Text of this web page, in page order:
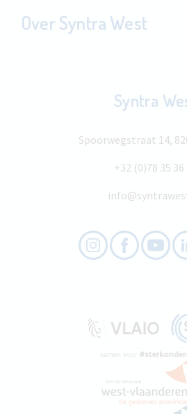
Over Syntra West
Syntra
Spoorwegstraat 14,
+32 (0)78 35 36